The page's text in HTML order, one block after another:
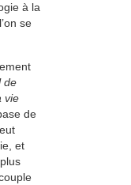
à la
se
de
vie
de
et